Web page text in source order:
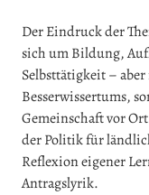
Der Eindruck der
sich um Bildung,
Selbsttätigkeit –
Besserwissertums,
Gemeinschaft vor
der Politik für
Reflexion eigener
Antragslyrik.